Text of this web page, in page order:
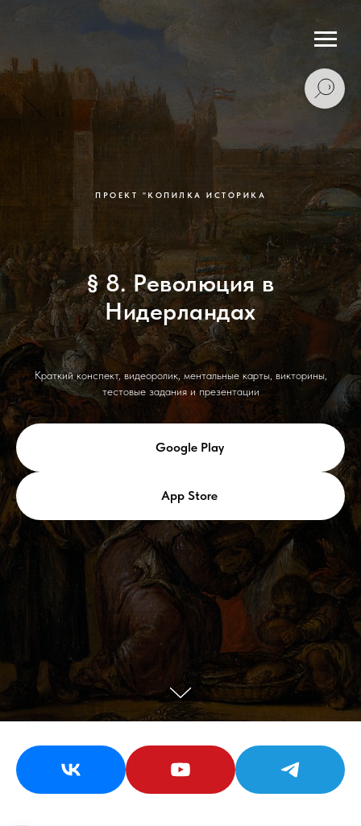
ПРОЕКТ "КОПИЛКА ИСТОРИКА
§ 8. Революция в
Нидерландах
Краткий конспект, видеоролик, ментальные карты, викторины,
тестовые задания и презентации
Google Play
App Store